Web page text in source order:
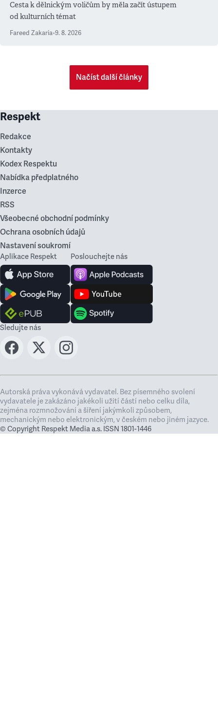
Cesta k dělnickým voličům by měla začít ústupem
od kulturních témat
Fareed Zakaria•9. 8. 2026
Načíst další články
Respekt
Redakce
Kontakty
Kodex Respektu
Nabídka předplatného
Inzerce
RSS
Všeobecné obchodní podmínky
Ochrana osobních údajů
Nastavení soukromí
Aplikace Respekt Poslouchejte nás
Sledujte nás
Autorská práva vykonává vydavatel. Bez písemného svolení
vydavatele je zakázáno jakékoli užití částí nebo celku díla,
zejména rozmnožování a šíření jakýmkoli způsobem,
mechanickým nebo elektronickým, v českém nebo jiném jazyce.
© Copyright Respekt Media a.s. ISSN 1801-1446